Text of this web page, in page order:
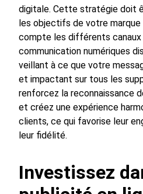
digitale. Cette stratégie doit
les objectifs de votre marque
compte les différents canaux
communication numériques
veillant à ce que votre
et impactant sur tous les
renforcez la reconnaissance
et créez une expérience
clients, ce qui favorise leur
leur fidélité.
Investissez